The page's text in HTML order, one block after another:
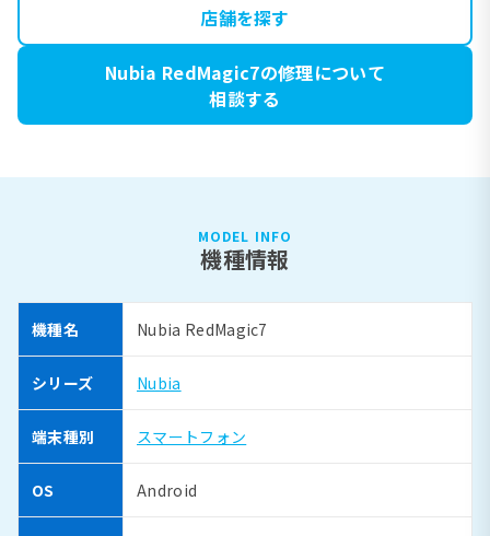
店舗を探す
Nubia RedMagic7の修理について
相談する
MODEL INFO
機種情報
機種名 Nubia RedMagic7
シリーズ Nubia
端末種別 スマートフォン
OS Android